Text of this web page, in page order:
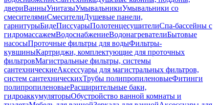
двериВанныУнитазыУмывальникиУмывальники со
смесителямиСмесителиДушевые панели,
гарнитурыБидеПиссуарыПолотенцесушителиСпа-бассейны с
гидромассажемВодоснабжениеВодонагревателиБытовые
насосыПроточные фильтры для водыФильтры-
кувшиныКартриджи, комплектующие для проточных
фильтровМагистральные фильтры, системы
сантехническиеАксессуары для магистральных фильтров,
систем сантехническихТрубы полипропиленовыеФитинги
полипропиленовыеРасширительные баки,
гидроаккумуляторыОбустройство ванной комнаты и